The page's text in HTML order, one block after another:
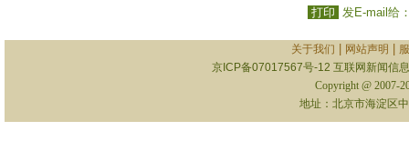
打印 发E-mail给
关于我们 网站声明
京ICP备07017567号-12 互联网新闻信
Copyright @ 2007-
地址：北京市海淀区